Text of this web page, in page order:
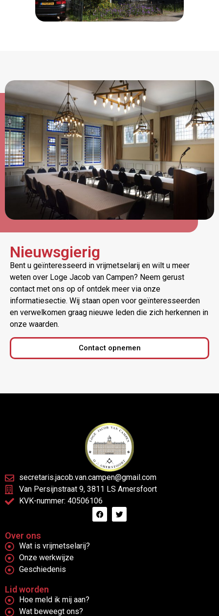
Nieuwsgierig
Bent u geïnteresseerd in vrijmetselarij en wilt u meer
weten over Loge Jacob van Campen? Neem gerust
contact met ons op of ontdek meer via onze
informatiesectie. Wij staan open voor geïnteresseerden
en verwelkomen graag nieuwe leden die zich herkennen in
onze waarden.
Contact opnemen
secretaris.jacob.van.campen@gmail.com
Van Persijnstraat 9, 3811 LS Amersfoort
KVK-nummer: 40506106
Over ons
Wat is vrijmetselarij?
Onze werkwijze
Geschiedenis
Lid worden
Hoe meld ik mij aan?
Wat beweegt ons?